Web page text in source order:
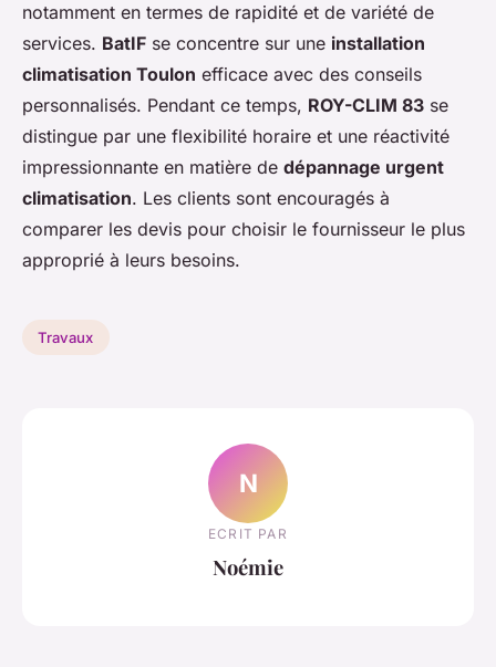
notamment en termes de rapidité et de variété de
services. BatIF se concentre sur une installation
climatisation Toulon efficace avec des conseils
personnalisés. Pendant ce temps, ROY-CLIM 83 se
distingue par une flexibilité horaire et une réactivité
impressionnante en matière de dépannage urgent
climatisation. Les clients sont encouragés à
comparer les devis pour choisir le fournisseur le plus
approprié à leurs besoins.
Travaux
N
ECRIT PAR
Noémie